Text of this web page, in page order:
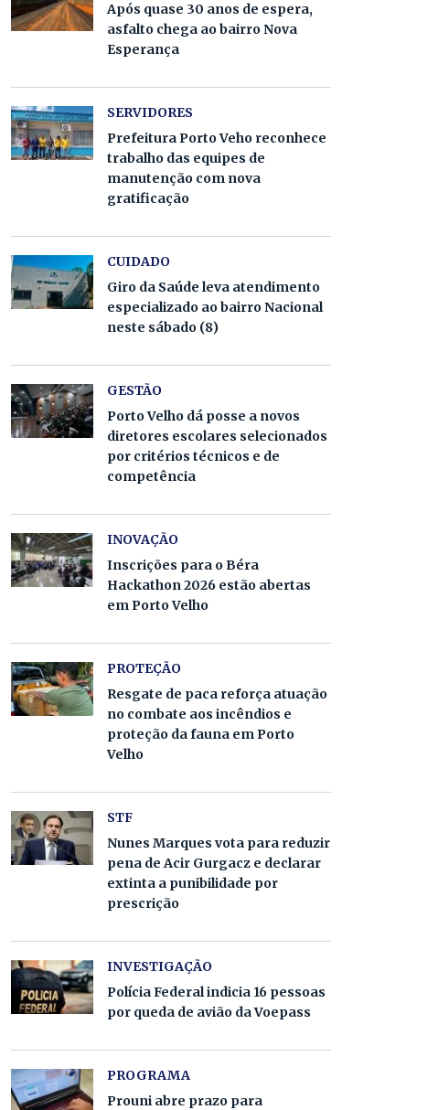
Após quase 30 anos de espera,
asfalto chega ao bairro Nova
Esperança
SERVIDORES
Prefeitura Porto Veho reconhece
trabalho das equipes de
manutenção com nova
gratificação
CUIDADO
Giro da Saúde leva atendimento
especializado ao bairro Nacional
neste sábado (8)
GESTÃO
Porto Velho dá posse a novos
diretores escolares selecionados
por critérios técnicos e de
competência
INOVAÇÃO
Inscrições para o Béra
Hackathon 2026 estão abertas
em Porto Velho
PROTEÇÃO
Resgate de paca reforça atuação
no combate aos incêndios e
proteção da fauna em Porto
Velho
STF
Nunes Marques vota para reduzir
pena de Acir Gurgacz e declarar
extinta a punibilidade por
prescrição
INVESTIGAÇÃO
Polícia Federal indicia 16 pessoas
por queda de avião da Voepass
PROGRAMA
Prouni abre prazo para